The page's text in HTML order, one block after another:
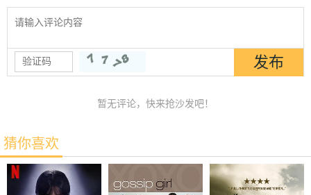
暂无评论，快来抢沙发吧！
猜你喜欢